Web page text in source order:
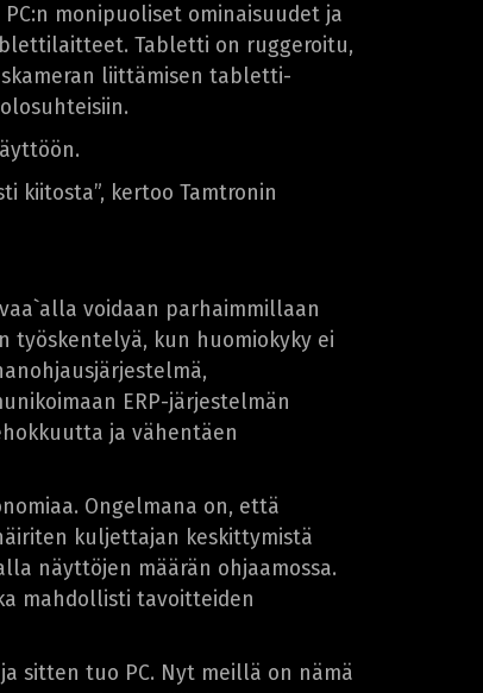
monipuoliset ominaisuudet ja
Tabletti on ruggeroitu,
liittämisen tabletti-
kiitosta”, kertoo Tamtronin
voidaan parhaimmillaan
työskentelyä, kun huomiokyky ei
ERP-järjestelmän
ja vähentäen
Ongelmana on, että
kuljettajan keskittymistä
näyttöjen määrän ohjaamossa.
mahdollisti tavoitteiden
sitten tuo PC. Nyt meillä on nämä